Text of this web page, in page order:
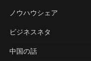
ノウハウシェア
ビジネスネタ
中国の話